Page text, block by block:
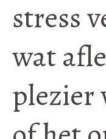
stress
wat
plezier